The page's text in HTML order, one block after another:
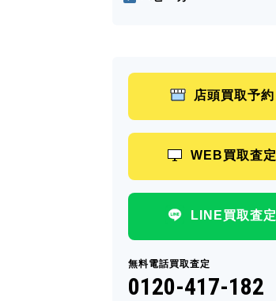
店頭買取予約
WEB買取査定
LINE買取査定
無料電話買取査定
0120-417-182